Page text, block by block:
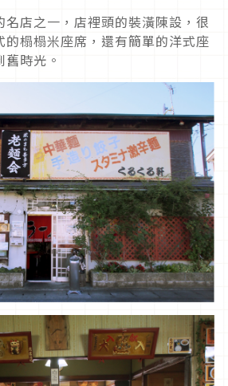
名店之一，店裡頭的裝潢陳設，很
的榻榻米座席，還有簡單的洋式座
時光。